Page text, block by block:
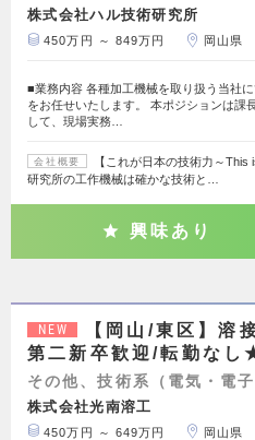
株式会社ハル技術研究所
450万円 ～ 849万円 岡山県
■業務内容 各種加工機械を取り扱う当社
をお任せいたします。 本ポジションは課
して、現場実務…
会社概要
【これが日本の技術力～
研究所の工作機械は確かな技術と…
興味あり
NEW
【岡山/東区】溶
第二新卒歓迎/転勤なし
その他、技術系（電気・電子
株式会社光南溶工
450万円 ～ 649万円 岡山県